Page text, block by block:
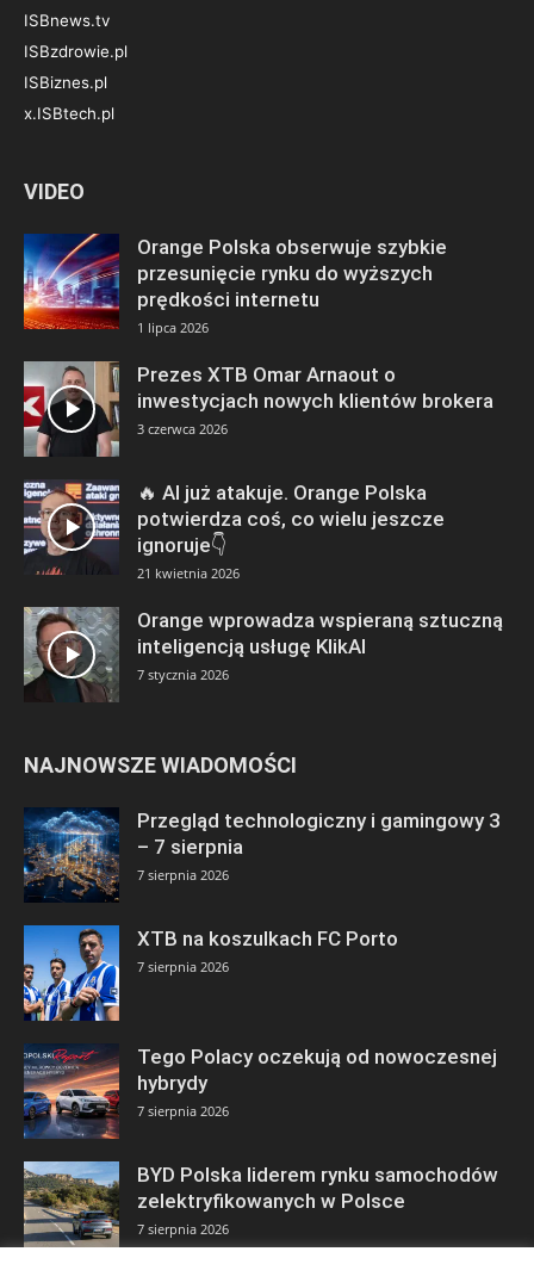
ISBnews.tv
ISBzdrowie.pl
ISBiznes.pl
x.ISBtech.pl
VIDEO
Orange Polska obserwuje szybkie
przesunięcie rynku do wyższych
prędkości internetu
1 lipca 2026
Prezes XTB Omar Arnaout o
inwestycjach nowych klientów brokera
3 czerwca 2026
🔥 AI już atakuje. Orange Polska
potwierdza coś, co wielu jeszcze
ignoruje👇
21 kwietnia 2026
Orange wprowadza wspieraną sztuczną
inteligencją usługę KlikAI
7 stycznia 2026
NAJNOWSZE WIADOMOŚCI
Przegląd technologiczny i gamingowy 3
– 7 sierpnia
7 sierpnia 2026
XTB na koszulkach FC Porto
7 sierpnia 2026
Tego Polacy oczekują od nowoczesnej
hybrydy
7 sierpnia 2026
BYD Polska liderem rynku samochodów
zelektryfikowanych w Polsce
7 sierpnia 2026